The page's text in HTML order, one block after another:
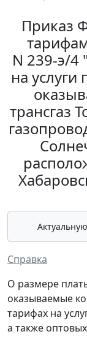
Приказ
N 239-э/4
на услуги
трансгаз
Справка
О размере
оказываемые
тарифах на
а также